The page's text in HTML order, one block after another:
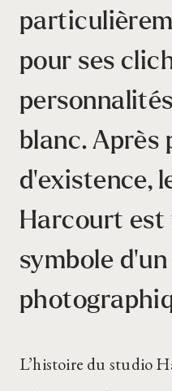
pour ses
blanc. Après
d’existence,
Harcourt est
symbole
L’histoire du studio